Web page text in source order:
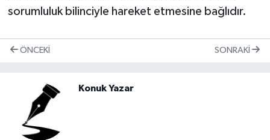
sorumluluk bilinciyle hareket etmesine bağlıdır.
ÖNCEKI SONRAKI
Konuk Yazar